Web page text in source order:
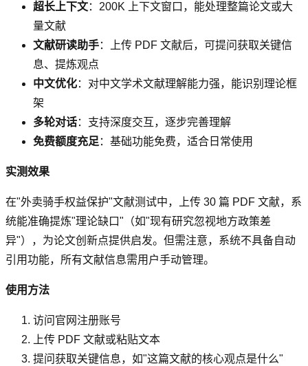
超长上下文：200K 上下文窗口，能处理整篇论文或大
量文献
文献研读助手：上传 PDF 文献后，可提问获取关键信
息、提炼观点
中文优化：对中文学术文献理解能力强，能识别理论框
架
多轮对话：支持深度交互，逐步完善理解
免费额度充足 ：基础功能免费，适合日常使用
实测效果
在"外卖骑手权益保护"文献测试中，上传 30 篇 PDF 文献，系
统能准确提炼"理论缺口"（如"现有研究忽视地方政策差
异"），为论文创新点提供启发。但需注意，系统不具备自动
引用功能，所有文献信息需用户手动管理。
使用方法
访问官网注册账号
上传 PDF 文献或粘贴文本
提问获取关键信息，如"这篇文献的核心观点是什么"